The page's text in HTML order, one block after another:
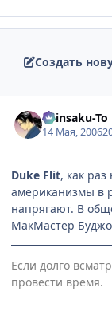
Создать
Shinsaku-To
14 Мая, 2006
Duke Flit, как
американизмы в
напрягают. В
МакМастер
Если долго
провести время.